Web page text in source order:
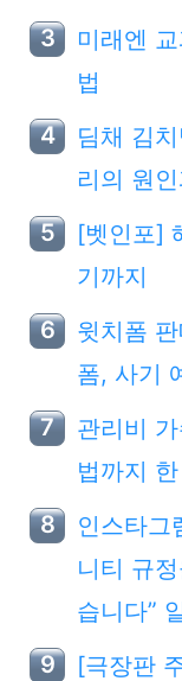
미래엔
법
딤채 김
리의 원
[벳인포]
기까지
윗치폼
폼, 사기
관리비
법까지
인스타그
니티 규
습니다”
[극장판